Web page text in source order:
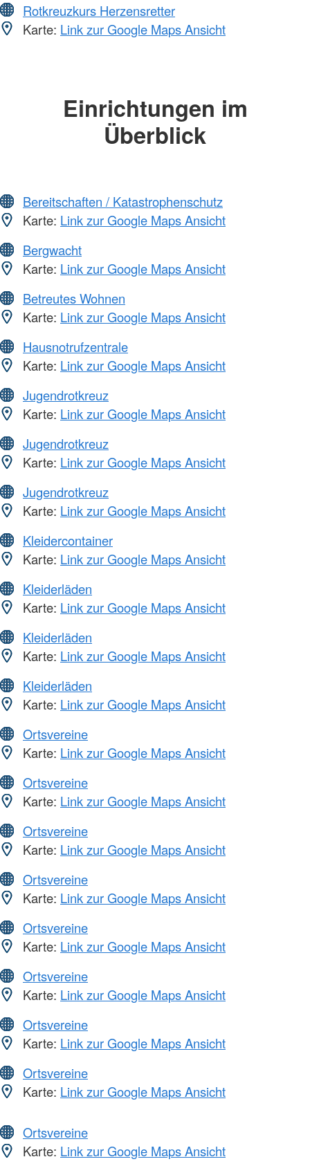
Rotkreuzkurs Herzensretter
Karte: Link zur Google Maps Ansicht
Einrichtungen im
Überblick
Bereitschaften / Katastrophenschutz
Karte: Link zur Google Maps Ansicht
Bergwacht
Karte: Link zur Google Maps Ansicht
Betreutes Wohnen
Karte: Link zur Google Maps Ansicht
Hausnotrufzentrale
Karte: Link zur Google Maps Ansicht
Jugendrotkreuz
Karte: Link zur Google Maps Ansicht
Jugendrotkreuz
Karte: Link zur Google Maps Ansicht
Jugendrotkreuz
Karte: Link zur Google Maps Ansicht
Kleidercontainer
Karte: Link zur Google Maps Ansicht
Kleiderläden
Karte: Link zur Google Maps Ansicht
Kleiderläden
Karte: Link zur Google Maps Ansicht
Kleiderläden
Karte: Link zur Google Maps Ansicht
Ortsvereine
Karte: Link zur Google Maps Ansicht
Ortsvereine
Karte: Link zur Google Maps Ansicht
Ortsvereine
Karte: Link zur Google Maps Ansicht
Ortsvereine
Karte: Link zur Google Maps Ansicht
Ortsvereine
Karte: Link zur Google Maps Ansicht
Ortsvereine
Karte: Link zur Google Maps Ansicht
Ortsvereine
Karte: Link zur Google Maps Ansicht
Ortsvereine
Karte: Link zur Google Maps Ansicht
Ortsvereine
Karte: Link zur Google Maps Ansicht